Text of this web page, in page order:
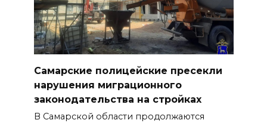
Самарские полицейские пресекли
нарушения миграционного
законодательства на стройках
В Самарской области продолжаются